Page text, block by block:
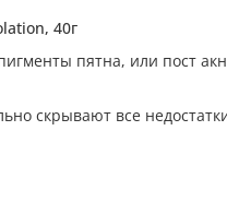
40г
пятна, или пост
скрывают все